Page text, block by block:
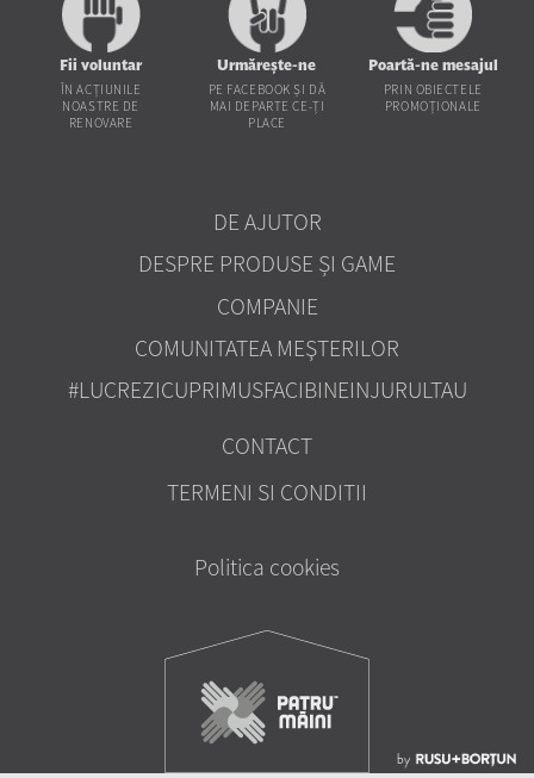
Fii voluntar
ÎN ACȚIUNILE
NOASTRE DE
RENOVARE
Urmărește-ne
PE FACEBOOK ȘI DĂ
MAI DEPARTE CE-ȚI
PLACE
Poartă-ne mesajul
PRIN OBIECTELE
PROMOȚIONALE
DE AJUTOR
DESPRE PRODUSE ȘI GAME
COMPANIE
COMUNITATEA MEŞTERILOR
#LUCREZICUPRIMUSFACIBINEINJURULTAU